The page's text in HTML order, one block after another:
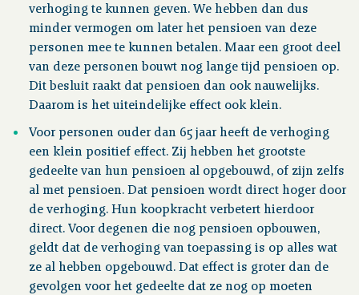
verhoging te kunnen geven. We hebben dan dus
minder vermogen om later het pensioen van deze
personen mee te kunnen betalen. Maar een groot deel
van deze personen bouwt nog lange tijd pensioen op.
Dit besluit raakt dat pensioen dan ook nauwelijks.
Daarom is het uiteindelijke effect ook klein.
Voor personen ouder dan 65 jaar heeft de verhoging
een klein positief effect. Zij hebben het grootste
gedeelte van hun pensioen al opgebouwd, of zijn zelfs
al met pensioen. Dat pensioen wordt direct hoger door
de verhoging. Hun koopkracht verbetert hierdoor
direct. Voor degenen die nog pensioen opbouwen,
geldt dat de verhoging van toepassing is op alles wat
ze al hebben opgebouwd. Dat effect is groter dan de
gevolgen voor het gedeelte dat ze nog op moeten